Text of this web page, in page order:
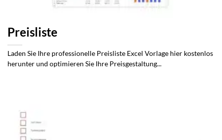
Preisliste
Laden Sie Ihre professionelle Preisliste Excel Vorlage hier kostenlos
herunter und optimieren Sie Ihre Preisgestaltung...